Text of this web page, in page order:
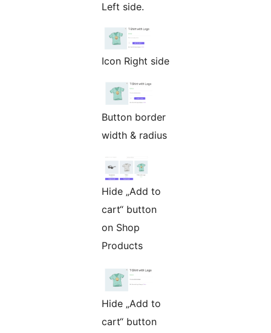
Left side.
Icon Right side
Button border
width & radius
Hide „Add to
cart“ button
on Shop
Products
Hide „Add to
cart“ button